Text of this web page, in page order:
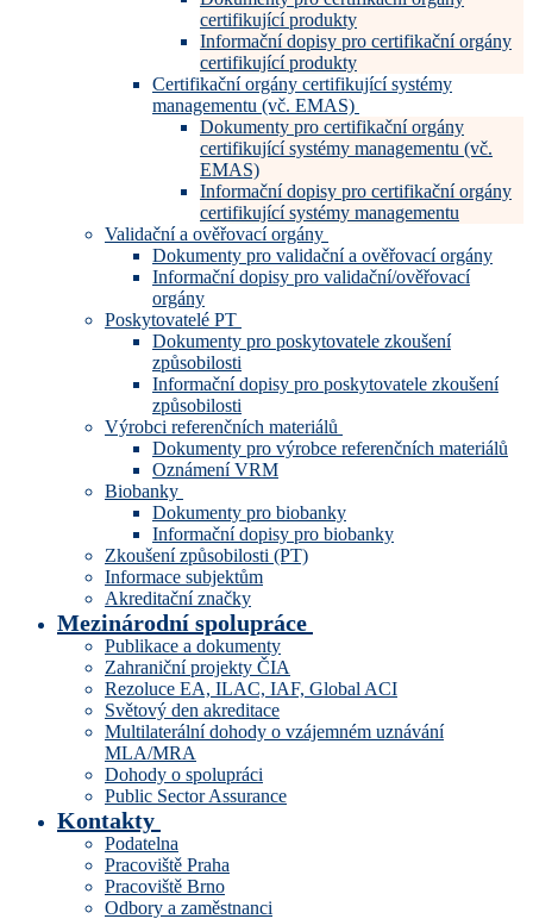
certifikující produkty
Informační dopisy pro certifikační orgány
certifikující produkty
Certifikační orgány certifikující systémy
managementu (vč. EMAS)
Dokumenty pro certifikační orgány
certifikující systémy managementu (vč.
EMAS)
Informační dopisy pro certifikační orgány
certifikující systémy managementu
Validační a ověřovací orgány
Dokumenty pro validační a ověřovací orgány
Informační dopisy pro validační/ověřovací
orgány
Poskytovatelé PT
Dokumenty pro poskytovatele zkoušení
způsobilosti
Informační dopisy pro poskytovatele zkoušení
způsobilosti
Výrobci referenčních materiálů
Dokumenty pro výrobce referenčních materiálů
Oznámení VRM
Biobanky
Dokumenty pro biobanky
Informační dopisy pro biobanky
Zkoušení způsobilosti (PT)
Informace subjektům
Akreditační značky
Mezinárodní spolupráce
Publikace a dokumenty
Zahraniční projekty ČIA
Rezoluce EA, ILAC, IAF, Global ACI
Světový den akreditace
Multilaterální dohody o vzájemném uznávání
MLA/MRA
Dohody o spolupráci
Public Sector Assurance
Kontakty
Podatelna
Pracoviště Praha
Pracoviště Brno
Odbory a zaměstnanci